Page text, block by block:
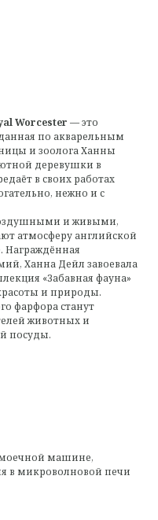
Worcester — это
по акварельным
и зоолога Ханны
деревушки в
в своих работах
нежно и с
и живыми,
атмосферу английской
Награждённая
Ханна Дейл завоевала
«Забавная фауна»
и природы.
фарфора станут
животных и
посуды.
машине,
в микроволновой печи